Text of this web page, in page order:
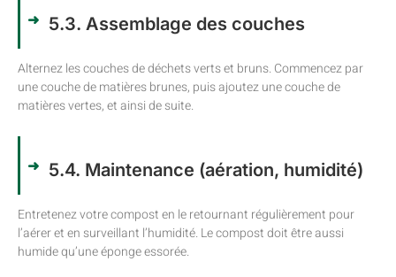
5.3. Assemblage des couches
Alternez les couches de déchets verts et bruns. Commencez par
une couche de matières brunes, puis ajoutez une couche de
matières vertes, et ainsi de suite.
5.4. Maintenance (aération, humidité)
Entretenez votre compost en le retournant régulièrement pour
l’aérer et en surveillant l’humidité. Le compost doit être aussi
humide qu’une éponge essorée.